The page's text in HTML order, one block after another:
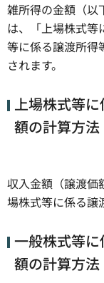
雑所得の金額（以
は、「上場株式等
等に係る譲渡所得
されます。
上場株式等
額の計算方法
収入金額（譲渡価
場株式等に係る譲
一般株式等
額の計算方法